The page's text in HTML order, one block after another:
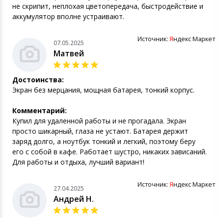
не скрипит, неплохая цветопередача, быстродействие и
аккумулятор вполне устраивают.
Источник: Яндекс Маркет
07.05.2025
Матвей
Достоинства:
Экран без мерцания, мощная батарея, тонкий корпус.
Комментарий:
Купил для удаленной работы и не прогадала. Экран
просто шикарный, глаза не устают. Батарея держит
заряд долго, а ноутбук тонкий и легкий, поэтому беру
его с собой в кафе. Работает шустро, никаких зависаний.
Для работы и отдыха, лучший вариант!
Источник: Яндекс Маркет
27.04.2025
Андрей Н.